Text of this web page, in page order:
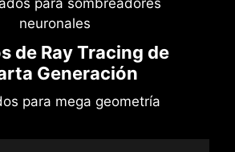
neuronales
de Ray Tracing de
Generación
para mega geometría